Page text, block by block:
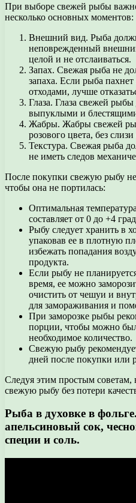
При выборе свежей рыбы
несколько основных моментов:
Внешний вид. Рыба
неповрежденный
целой и не отслаиваться.
Запах. Свежая рыба не
запаха. Если рыба
отходами, лучше
Глаза. Глаза свежей
выпуклыми и
Жабры. Жабры свежей
розового цвета, без
Текстура. Свежая рыба
не иметь следов
После покупки свежую рыбу
чтобы она не портилась:
Оптимальная
составляет от 0 до +4
Рыбу следует хранить в
упаковав ее в плотную
избежать попадания
продукта.
Если рыбу не
время, ее можно
очистить от чешуи и
для замораживания и
При заморозке рыбы
порции, чтобы можно
необходимое количество.
Свежую рыбу
дней после покупки или
Следуя этим простым
свежую рыбу без потери
Рыба в духовке в
апельсиновый сок,
специи и соль.